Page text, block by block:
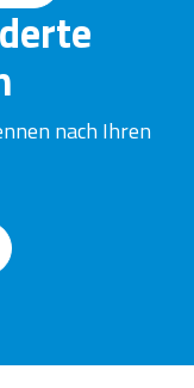
nach Ihren